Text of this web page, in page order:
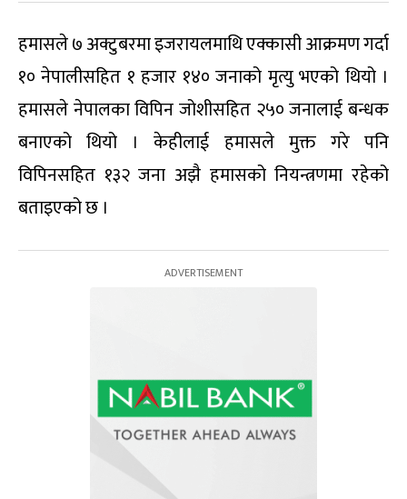
हमासले ७ अक्टुबरमा इजरायलमाथि एक्कासी आक्रमण गर्दा
१० नेपालीसहित १ हजार १४० जनाको मृत्यु भएको थियो ।
हमासले नेपालका विपिन जोशीसहित २५० जनालाई बन्धक
बनाएको थियो । केहीलाई हमासले मुक्त गरे पनि
विपिनसहित १३२ जना अझै हमासको नियन्त्रणमा रहेको
बताइएको छ ।